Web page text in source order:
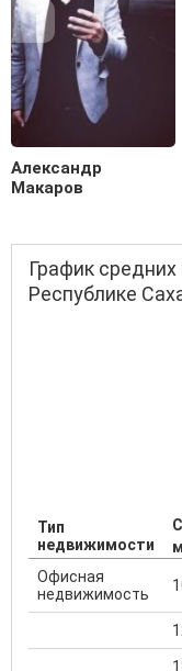
Александр
Макаров
График
Республике
Тип
недвижимости
м
Офисная
недвижимость